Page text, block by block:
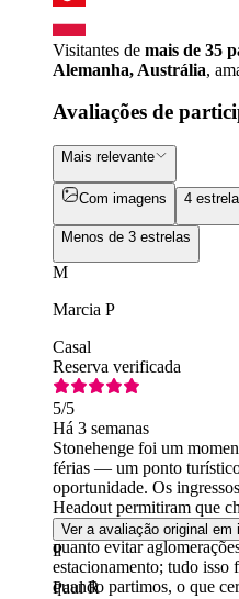
Visitantes de mais de 35
Alemanha, Austrália,
Avaliações de
Mais relevante
Com imagens 4
Menos de 3 estrelas
M
Marcia P
Casal
Reserva verificada
5/5
Há 3 semanas
Stonehenge foi um
férias — um ponto
oportunidade. Os
Headout permitiram que
pouca gente, o que
quanto evitar
estacionamento; tudo
quando partimos, o que
Ver a avaliação original em
P
Paul R